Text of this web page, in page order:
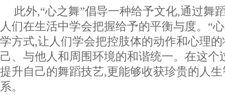
此外,“心之舞”倡导一种给予文化,通过舞
人们在生活中学会把握给予的平衡与度。“
学方式,让人们学会把控肢体的动作和心理
己、与他人和周围环境的和谐统一。在这个
提升自己的舞蹈技艺,更能够收获珍贵的人
系。